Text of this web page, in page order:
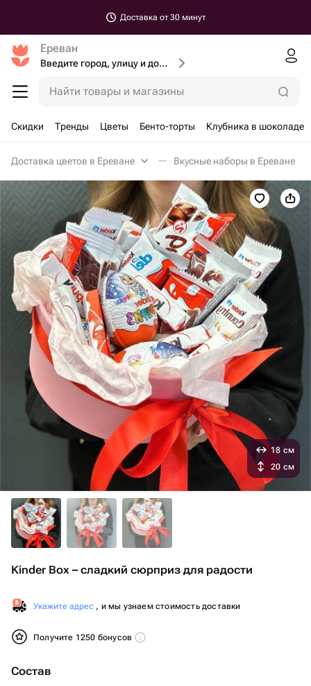
Доставка от 30 минут
Ереван
Введите город, улицу и дом доставки
Найти товары и магазины
Скидки Тренды Цветы Бенто-торты Клубника в шоколаде
Доставка цветов в Ереване Вкусные наборы в Ереване
Kinder Box – сладкий сюрприз для радости
Укажите адрес , и мы узнаем стоимость доставки
Получите 1250 бонусов
Состав
18 см
20 см